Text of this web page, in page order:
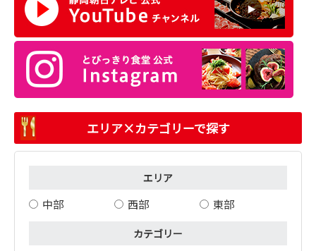
エリア×カテゴリーで探す
エリア
中部 西部 東部
カテゴリー